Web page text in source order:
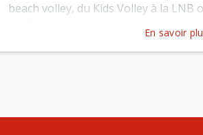
beach volley, du Kids Volley à la LNB
Plus
En savoir